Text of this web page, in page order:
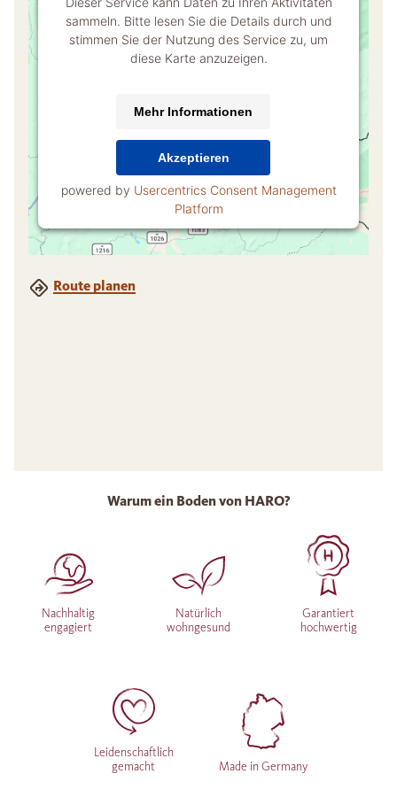
sammeln. Bitte lesen Sie die Details durch und
stimmen Sie der Nutzung des Service zu, um
diese Karte anzuzeigen.
Mehr Informationen
Akzeptieren
powered by Usercentrics Consent Management
Platform
Route planen
Warum ein Boden von HARO?
Nachhaltig
engagiert
Natürlich
wohngesund
Garantiert
hochwertig
Leidenschaftlich
gemacht
Made in Germany